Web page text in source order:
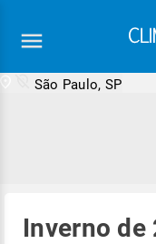
São Paulo, SP
Inverno de